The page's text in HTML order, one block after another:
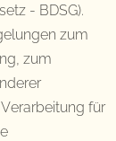
- BDSG).
zum
zum
für